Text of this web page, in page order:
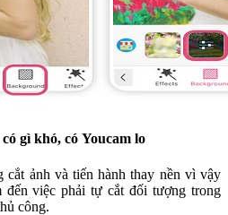
gì khó, có Youcam lo
cắt ảnh và tiến hành thay nền vì vậy
đến việc phải tự cắt đối tượng trong
công.